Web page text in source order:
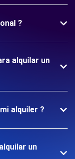
?
alquilar un
alquiler ?
un